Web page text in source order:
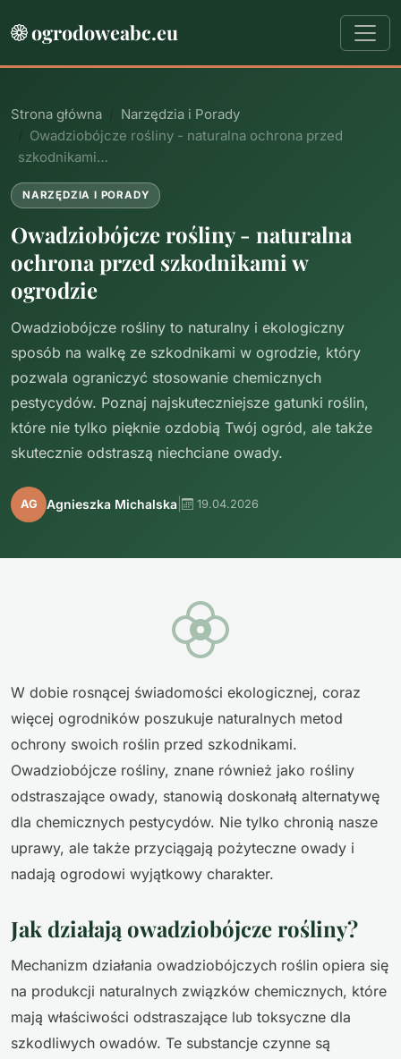
ogrodoweabc.eu
Strona główna
Narzędzia i Porady
Owadziobójcze rośliny - naturalna ochrona przed
szkodnikami…
NARZĘDZIA I PORADY
Owadziobójcze rośliny - naturalna
ochrona przed szkodnikami w
ogrodzie
Owadziobójcze rośliny to naturalny i ekologiczny
sposób na walkę ze szkodnikami w ogrodzie, który
pozwala ograniczyć stosowanie chemicznych
pestycydów. Poznaj najskuteczniejsze gatunki roślin,
które nie tylko pięknie ozdobią Twój ogród, ale także
skutecznie odstraszą niechciane owady.
AG Agnieszka Michalska 19.04.2026
W dobie rosnącej świadomości ekologicznej, coraz
więcej ogrodników poszukuje naturalnych metod
ochrony swoich roślin przed szkodnikami.
Owadziobójcze rośliny, znane również jako rośliny
odstraszające owady, stanowią doskonałą alternatywę
dla chemicznych pestycydów. Nie tylko chronią nasze
uprawy, ale także przyciągają pożyteczne owady i
nadają ogrodowi wyjątkowy charakter.
Jak działają owadziobójcze rośliny?
Mechanizm działania owadziobójczych roślin opiera się
na produkcji naturalnych związków chemicznych, które
mają właściwości odstraszające lub toksyczne dla
szkodliwych owadów. Te substancje czynne są